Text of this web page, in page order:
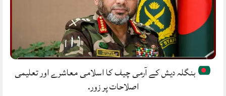
بنگلہ دیش کے آرمی چیف کا اسلامی معاشرے اور تعلیمی
اصلاحات پر زور.